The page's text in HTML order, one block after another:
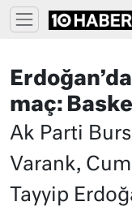
maç:
Ak Parti
Varank,
Tayyip